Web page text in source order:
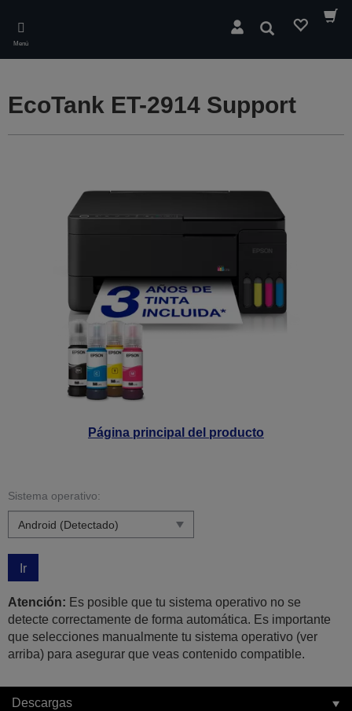
main
content
Menú
Buscar
Página principal del producto
EcoTank ET-2914 Support
Sistema operativo:
Ir
Atención: Es posible que tu sistema operativo no se
detecte correctamente de forma automática. Es importante
que selecciones manualmente tu sistema operativo (ver
arriba) para asegurar que veas contenido compatible.
Descargas